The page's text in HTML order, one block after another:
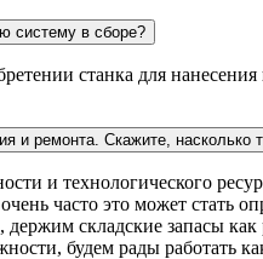
систему в сборе?
станка для
и ремонта. Скажите,
и технологического
часто это может
складские запасы
будем рады работать